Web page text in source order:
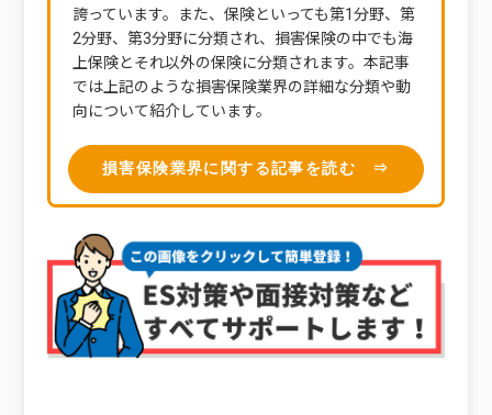
誇っています。また、保険といっても第1分野、第
2分野、第3分野に分類され、損害保険の中でも海
上保険とそれ以外の保険に分類されます。本記事
では上記のような損害保険業界の詳細な分類や動
向について紹介しています。
損害保険業界に関する記事を読む ⇒